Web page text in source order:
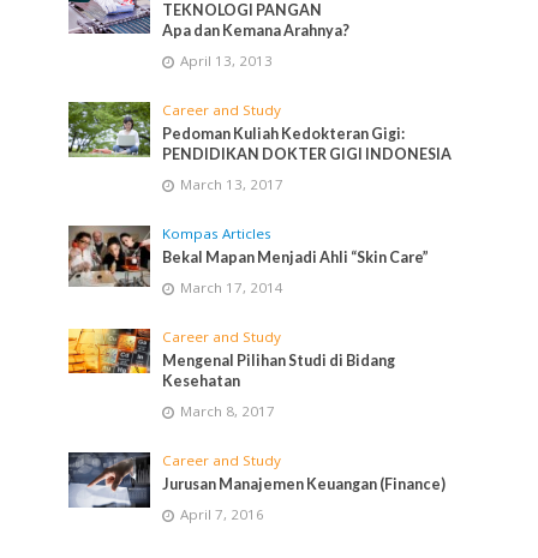
TEKNOLOGI PANGAN
Apa dan Kemana Arahnya?
April 13, 2013
Career and Study
Pedoman Kuliah Kedokteran Gigi:
PENDIDIKAN DOKTER GIGI INDONESIA
March 13, 2017
Kompas Articles
Bekal Mapan Menjadi Ahli “Skin Care”
March 17, 2014
Career and Study
Mengenal Pilihan Studi di Bidang
Kesehatan
March 8, 2017
Career and Study
Jurusan Manajemen Keuangan (Finance)
April 7, 2016